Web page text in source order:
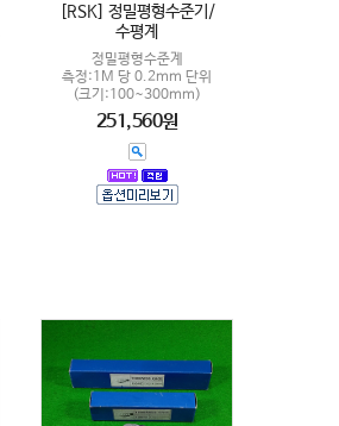
[RSK] 정밀평형수준기/
수평계
정밀평형수준계
측정:1M 당 0.2mm 단위
(크기:100~300mm)
251,560원